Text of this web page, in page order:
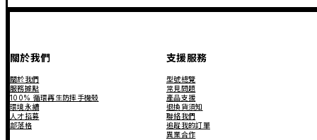
關於我們
關於我們
服務據點
100% 循環再生防摔手機殼
環境永續
人才招募
部落格
支援服務
型號總覽
常見問題
產品支援
退換貨須知
聯絡我們
追蹤我的訂單
異業合作